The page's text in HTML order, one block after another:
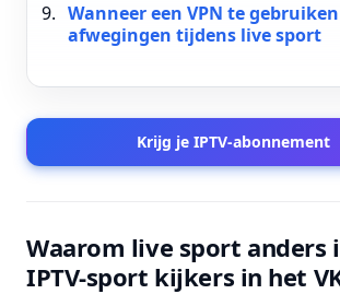
Wanneer een VPN te
afwegingen tijdens live sport
Krijg je IPTV-abonnement
Waarom live sport anders
IPTV-sport kijkers in het